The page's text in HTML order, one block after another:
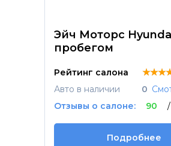
Эйч Моторс
пробегом
Рейтинг салона
Авто в наличии
0
Отзывы о салоне:
90 /
Подробнее